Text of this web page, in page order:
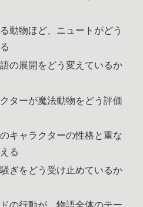
動物ほど、ニュートがどう
の展開をどう変えているか
ターが魔法動物をどう評価
キャラクターの性格と重な
る
ぎをどう受け止めているか